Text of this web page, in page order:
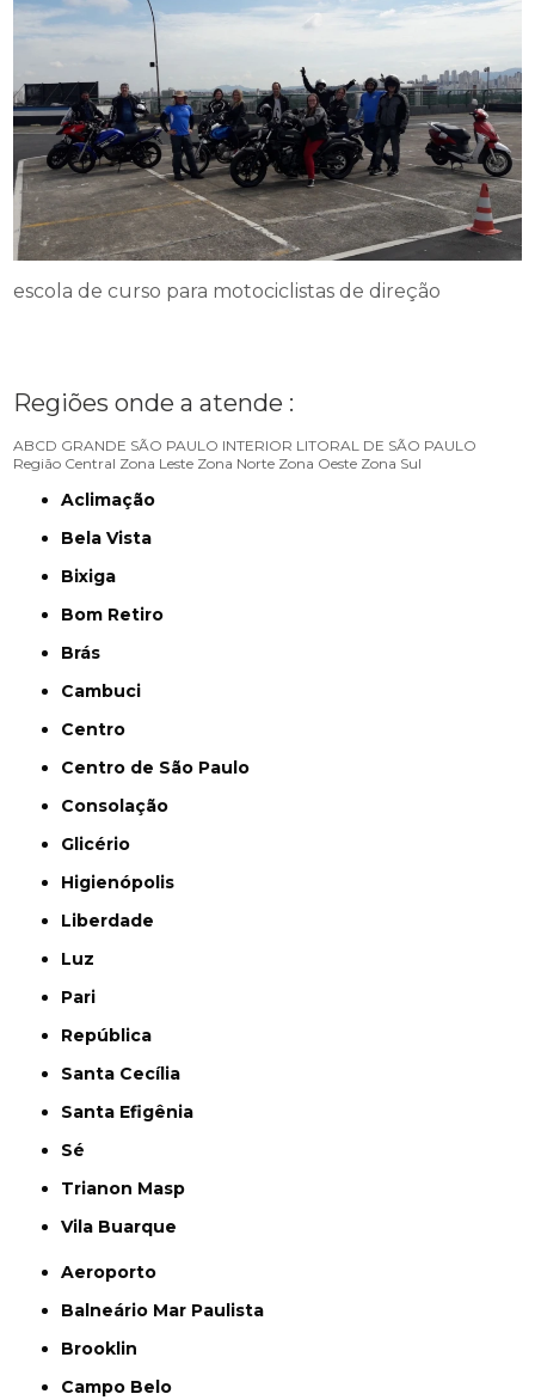
escola de curso para motociclistas de direção
Regiões onde a atende :
ABCD GRANDE SÃO PAULO INTERIOR LITORAL DE SÃO PAULO
Região Central Zona Leste Zona Norte Zona Oeste Zona Sul
Aclimação
Bela Vista
Bixiga
Bom Retiro
Brás
Cambuci
Centro
Centro de São Paulo
Consolação
Glicério
Higienópolis
Liberdade
Luz
Pari
República
Santa Cecília
Santa Efigênia
Sé
Trianon Masp
Vila Buarque
Aeroporto
Balneário Mar Paulista
Brooklin
Campo Belo